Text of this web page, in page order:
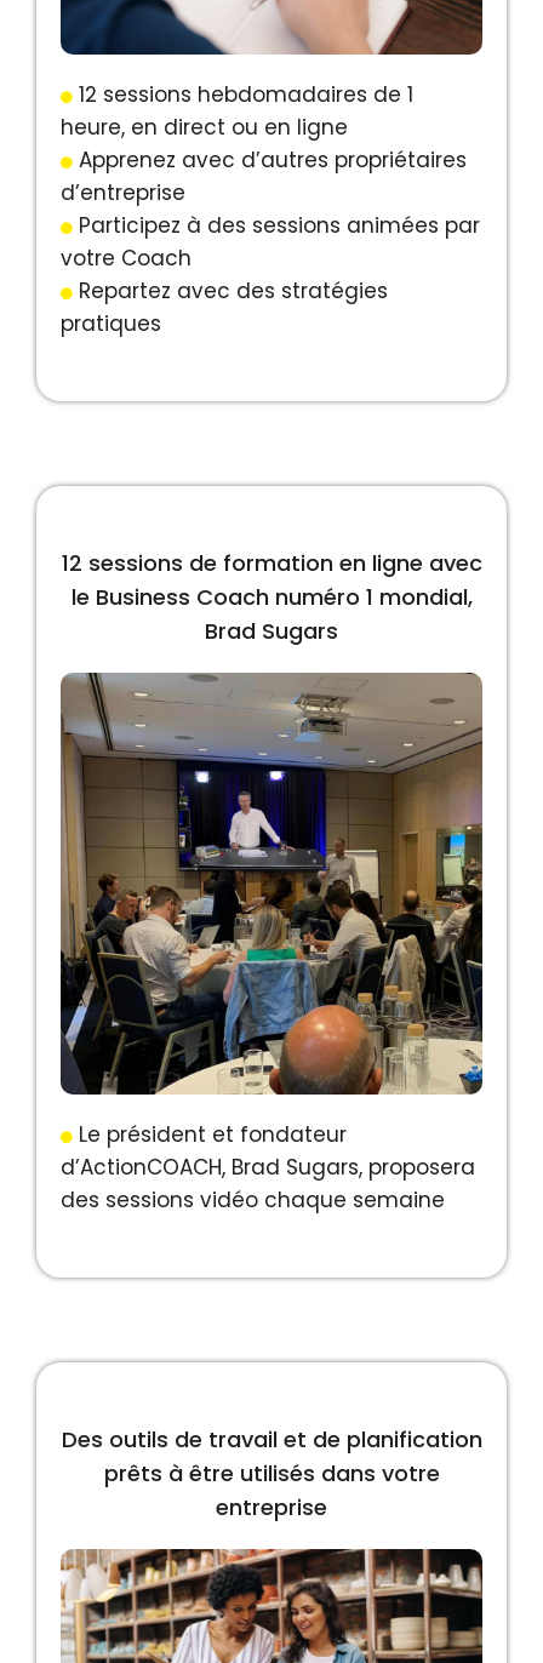
12 sessions hebdomadaires de 1
heure, en direct ou en ligne
Apprenez avec d’autres propriétaires
d’entreprise
Participez à des sessions animées par
votre Coach
Repartez avec des stratégies
pratiques
12 sessions de formation en ligne avec
le Business Coach numéro 1 mondial,
Brad Sugars
Le président et fondateur
d’ActionCOACH, Brad Sugars, proposera
des sessions vidéo chaque semaine
Des outils de travail et de planification
prêts à être utilisés dans votre
entreprise